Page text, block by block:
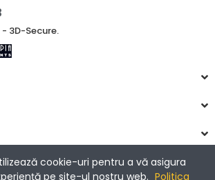
- 3D-Secure.
cookie-uri pentru a vă asigura
pe site-ul nostru web. Politica